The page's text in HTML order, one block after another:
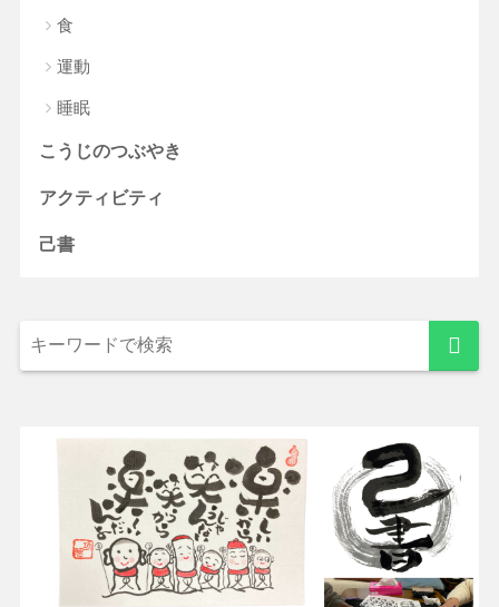
食
運動
睡眠
こうじのつぶやき
アクティビティ
己書